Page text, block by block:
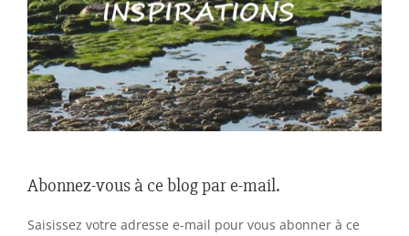
Abonnez-vous à ce blog par e-mail.
Saisissez votre adresse e-mail pour vous abonner à ce